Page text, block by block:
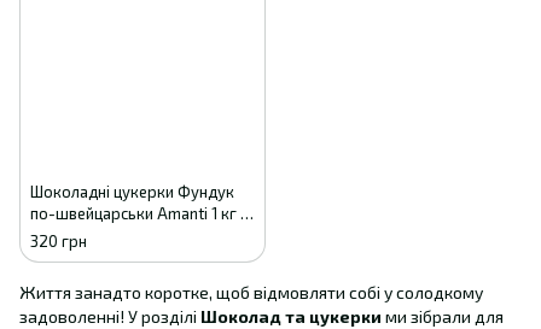
Шоколадні цукерки Фундук
по-швейцарськи Amanti 1 кг у
коробці
320 грн
Життя занадто коротке, щоб відмовляти собі у солодкому
задоволенні! У розділі Шоколад та цукерки ми зібрали для